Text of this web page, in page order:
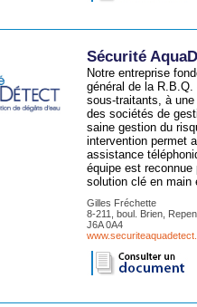
Sécurité
Notre entreprise
général de la
sous-traitants, à
des sociétés de
saine gestion du
intervention permet
assistance
équipe est reconnue
solution clé en main
Gilles Fréchette
8-211, boul. Brien,
J6A 0A4